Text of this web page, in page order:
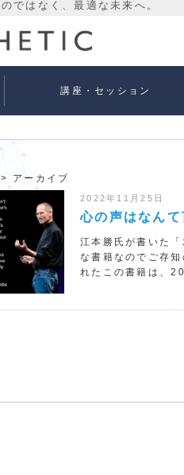
講座・セッション
> アーカイブ
2022年11月25日
心の声はなんて
江本勝氏が書いた
な書籍なのでご存
れたこの書籍は、